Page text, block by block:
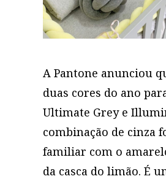
A Pantone anunciou
duas cores do ano
Ultimate Grey e
combinação de cinza
familiar com o
da casca do limão. É